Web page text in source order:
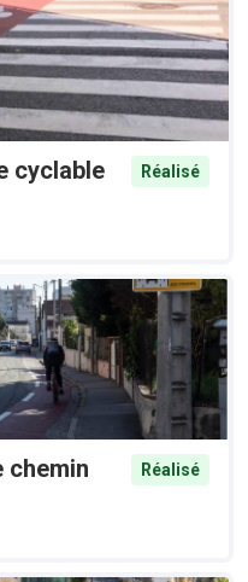
cyclable
Réalisé
chemin
Réalisé